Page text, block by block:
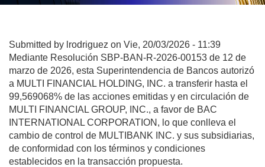
Submitted by lrodriguez on Vie, 20/03/2026 - 11:39
Mediante Resolución SBP-BAN-R-2026-00153 de 12 de
marzo de 2026, esta Superintendencia de Bancos autorizó
a MULTI FINANCIAL HOLDING, INC. a transferir hasta el
99,569068% de las acciones emitidas y en circulación de
MULTI FINANCIAL GROUP, INC., a favor de BAC
INTERNATIONAL CORPORATION, lo que conlleva el
cambio de control de MULTIBANK INC. y sus subsidiarias,
de conformidad con los términos y condiciones
establecidos en la transacción propuesta.